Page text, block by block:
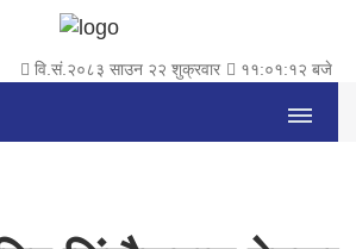
वि.सं.२०८३ साउन २२ शुक्रवार ११:०१:१२ बजे